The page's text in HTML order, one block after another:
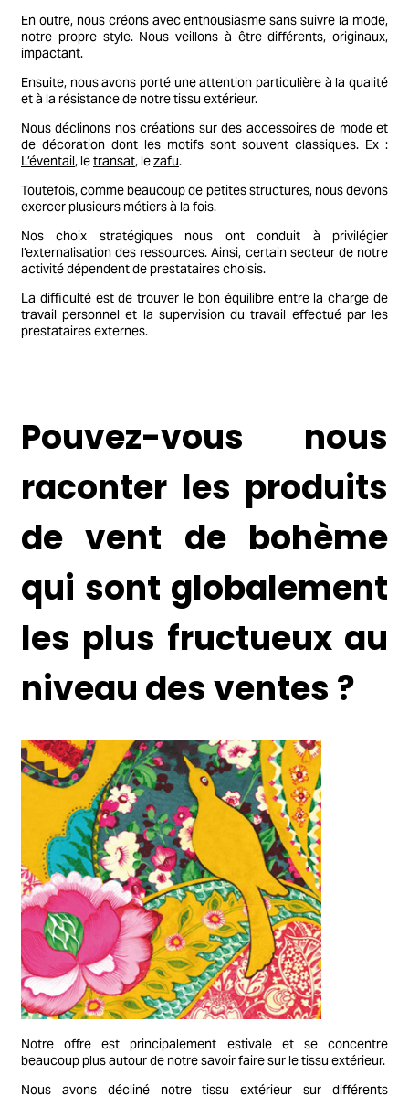
En outre, nous créons avec enthousiasme sans suivre la mode,
notre propre style. Nous veillons à être différents, originaux,
impactant.
Ensuite, nous avons porté une attention particulière à la qualité
et à la résistance de notre tissu extérieur.
Nous déclinons nos créations sur des accessoires de mode et
de décoration dont les motifs sont souvent classiques. Ex :
L’éventail, letransat, lezafu.
Toutefois, comme beaucoup de petites structures, nous devons
exercer plusieurs métiers à la fois.
Nos choix stratégiques nous ont conduit à privilégier
l’externalisation des ressources. Ainsi, certain secteur de notre
activité dépendent de prestataires choisis.
La difficulté est de trouver le bon équilibre entre la charge de
travail personnel et la supervision du travail effectué par les
prestataires externes.
Pouvez-vous nous
raconter les produits
de vent de bohème
qui sont globalement
les plus fructueux au
niveau des ventes ?
Notre offre est principalement estivale et se concentre
beaucoup plus autour de notre savoir faire sur le tissu extérieur.
Nous avons décliné notre tissu extérieur sur différents